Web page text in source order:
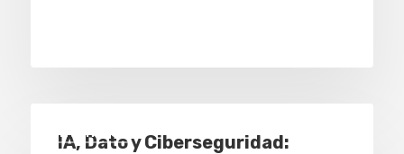
Eventos
IA, Dato y Ciberseguridad: